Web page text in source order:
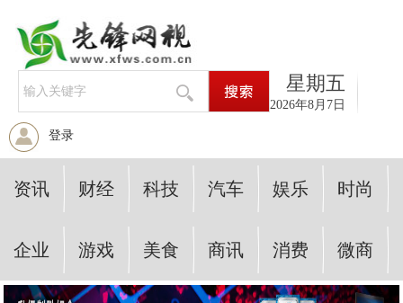
星期五
2026年8月7日
登录
资讯 财经 科技 汽车 娱乐 时尚
企业 游戏 美食 商讯 消费 微商